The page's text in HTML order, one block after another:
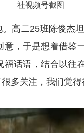
社视频号截图
高二25班陈俊杰
，于是想着借鉴
话语，结合以往
多关注，我们觉得